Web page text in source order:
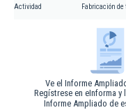
Actividad Fabricación
Ve el Informe
Regístrese en eInforma y
Informe Ampliado de